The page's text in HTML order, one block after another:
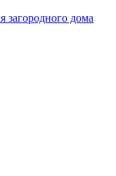
загородного дома